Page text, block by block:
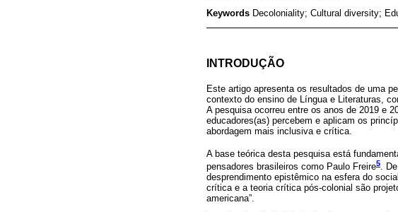
Keywords Decoloniality; Cultural diversity;
INTRODUÇÃO
Este artigo apresenta os resultados de uma
contexto do ensino de Língua e Literaturas,
A pesquisa ocorreu entre os anos de 2019 e
educadores(as) percebem e aplicam os
abordagem mais inclusiva e crítica.
A base teórica desta pesquisa está
pensadores brasileiros como Paulo Freire5.
desprendimento epistêmico na esfera do
crítica e a teoria crítica pós-colonial são
americana”.